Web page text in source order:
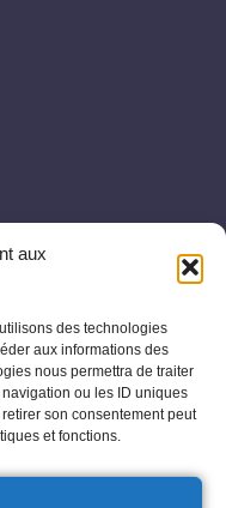
aux
des technologies
aux informations des
nous permettra de traiter
ou les ID uniques
son consentement peut
et fonctions.